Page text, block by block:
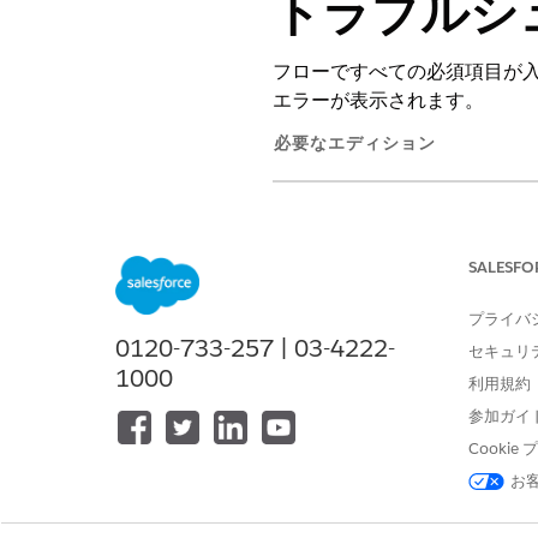
トラブル
フローですべての必須項目が
エラーが表示されます。
必要なエディション
できるすべてのフロー タイプ、
編集、作成、有効化、または無
オブジェクト項目定義を参照する
デバッグログを表示する
0120-733-257 | 03-4222-
1000
プライバ
セキュリ
利用規約
参加ガイ
Cookie
お